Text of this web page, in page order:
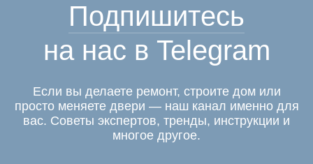
Подпишитесь
на нас в Telegram
Если вы делаете ремонт, строите дом или
просто меняете двери — наш канал именно для
вас. Советы экспертов, тренды, инструкции и
многое другое.